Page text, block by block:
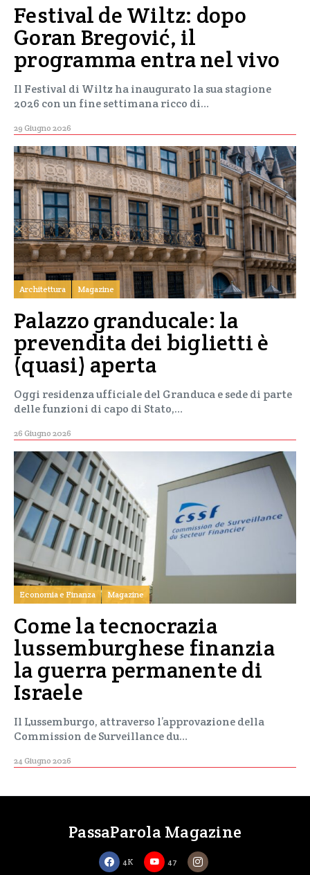
Festival de Wiltz: dopo
Goran Bregović, il
programma entra nel vivo
Il Festival di Wiltz ha inaugurato la sua stagione
2026 con un fine settimana ricco di…
29 Giugno 2026
Architettura Magazine
Palazzo granducale: la
prevendita dei biglietti è
(quasi) aperta
Oggi residenza ufficiale del Granduca e sede di parte
delle funzioni di capo di Stato,…
26 Giugno 2026
Economia e Finanza Magazine
Come la tecnocrazia
lussemburghese finanzia
la guerra permanente di
Israele
Il Lussemburgo, attraverso l’approvazione della
Commission de Surveillance du…
24 Giugno 2026
PassaParola Magazine
4K 47